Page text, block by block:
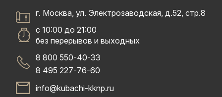
г. Москва, ул. Электрозаводская, д.52, стр.8
с 10:00 до 21:00
без перерывов и выходных
8 800 550-40-33
8 495 227-76-60
info@kubachi-kknp.ru